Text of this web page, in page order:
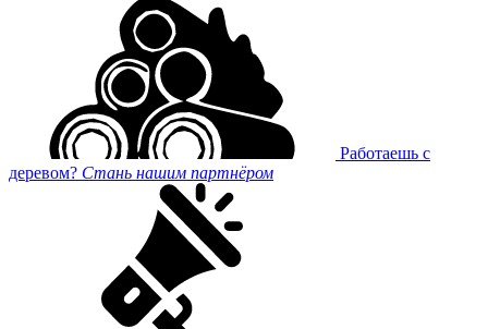
Работаешь с
деревом? Стань нашим партнёром